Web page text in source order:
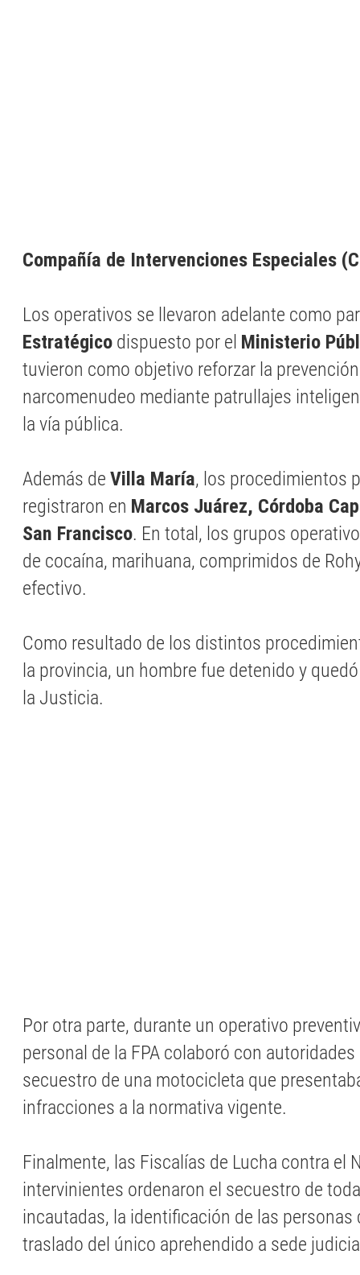
Compañía de Intervenciones Especiales
Los operativos se llevaron adelante como
Estratégico dispuesto por el Ministerio
tuvieron como objetivo reforzar la
narcomenudeo mediante patrullajes
la vía pública.
Además deVilla María, los procedimientos
registraron en Marcos Juárez, Córdoba
San Francisco. En total, los grupos
de cocaína, marihuana, comprimidos de
efectivo.
Como resultado de los distintos
la provincia, un hombre fue detenido y
la Justicia.
Por otra parte, durante un operativo
personal de la FPA colaboró con
secuestro de una motocicleta que
infracciones a la normativa vigente.
Finalmente, las Fiscalías de Lucha contra el
intervinientes ordenaron el secuestro de
incautadas, la identificación de las personas
traslado del único aprehendido a sede